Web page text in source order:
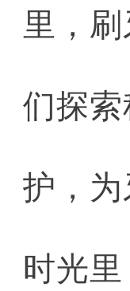
里，
们探
护，
时光